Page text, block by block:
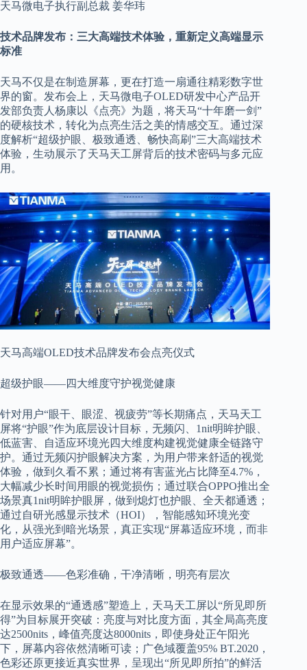
天马微电子执行副总裁 姜华玮
技术品牌发布：三大高端技术体验，重新定义高端显示
标准
天马不仅是在制造屏幕，更在打造一扇通往精彩数字世
界的窗。发布会上，天马微电子OLED研发中心产品开
发部负责人杨康以《点亮》为题，将天马“十年磨一剑”
的硬核技术，转化为点亮生活之美的情感交互。通过深
度解析“超级护眼、极致通透、畅快高刷”三大高端技术
体验，生动展示了天马天工屏背后的技术密码与多元应
用。
天马高端OLED技术品牌发布会点亮仪式
超级护眼——四大维度守护视觉健康
针对用户“眼干、眼涩、视疲劳”等长期痛点，天马天工
屏将“护眼”作为底层设计目标，无频闪、1nit明眸护眼、
低蓝害、自适应环境光四大维度构建视觉健康全链路守
护。通过无频闪护眼解决方案，为用户带来舒适的视觉
体验，做到久看不累；通过将有害蓝光占比降至4.7%，
大幅减少长时间用眼的视觉损伤；通过联合OPPO推出全
场景真1nit明眸护眼屏，做到熄灯也护眼、全天都通透；
通过自研光感显示技术（HOI），智能感知环境光变
化，从强光到暗光场景，真正实现“屏幕适应环境，而非
用户适应屏幕”。
极致通透——色彩准确，干净清晰，明亮有层次
在显示效果的“通透感”塑造上，天马天工屏以“所见即所
得”为目标展开突破：亮度与对比度方面，其全局高亮度
达2500nits，峰值亮度达8000nits，即使身处正午阳光
下，屏幕内容依然清晰可读；广色域覆盖95% BT.2020，
色彩还原更接近真实世界，呈现出“所见即所拍”的鲜活